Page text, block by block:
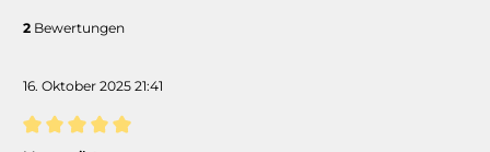
2 Bewertungen
16. Oktober 2025 21:41